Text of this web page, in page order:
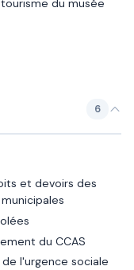
du musée
6
et devoirs des
du CCAS
l'urgence sociale